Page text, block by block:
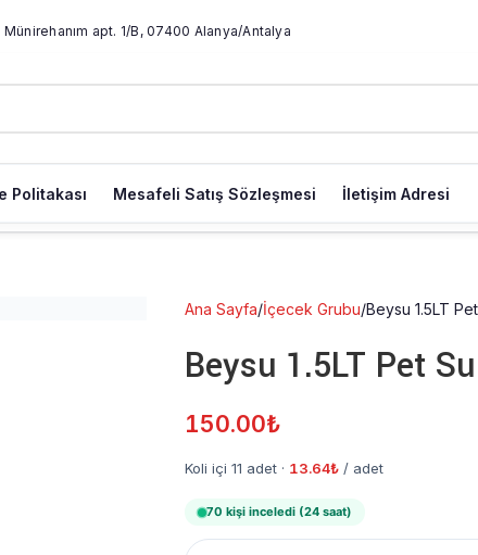
apt. 1/B, 07400 Alanya/Antalya
Politakası Mesafeli Satış Sözleşmesi İletişim Adresi
Ana Sayfa İçecek Grubu Beysu 1.5LT
Beysu 1.5LT Pet
150.00₺
Koli içi 11 adet· 13.64₺/ adet
70 kişi inceledi (24 saat)